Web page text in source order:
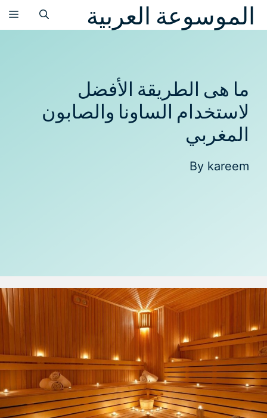
انتقلالموسوعة العربية
ما هى الطريقة الأفضل
لاستخدام الساونا والصابون
المغربي
By kareem